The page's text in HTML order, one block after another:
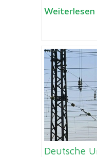
Weiterlesen
Deutsche